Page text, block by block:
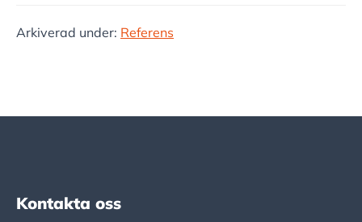
Arkiverad under: Referens
Footer
Kontakta oss